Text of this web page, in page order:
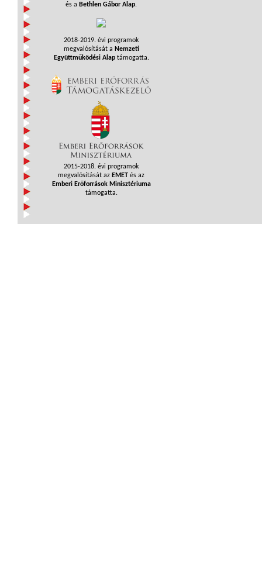
és a Bethlen Gábor Alap.
2018-2019. évi programok
megvalósítását a Nemzeti
Együttműködési Alaptámogatta.
2015-2018. évi programok
megvalósítását az EMET és az
Emberi Erőforrások Minisztériuma
támogatta.